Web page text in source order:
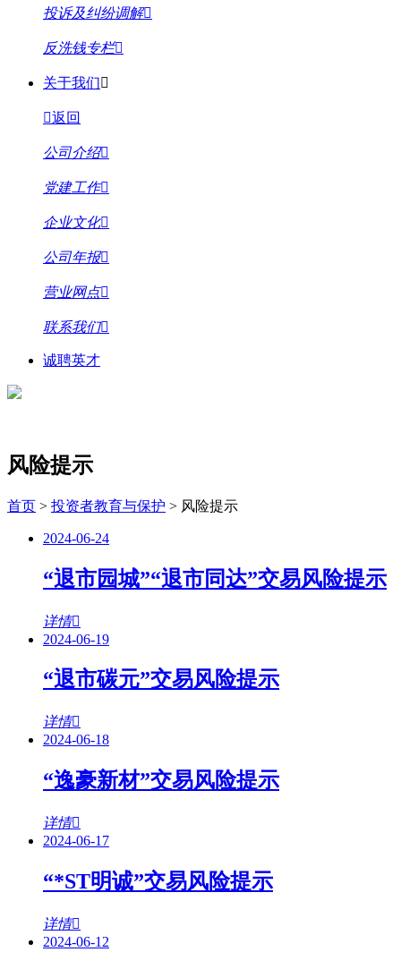
投诉及纠纷调解
反洗钱专栏
关于我们
返回
公司介绍
党建工作
企业文化
公司年报
营业网点
联系我们
诚聘英才
风险提示
首页 > 投资者教育与保护 > 风险提示
2024-06-24
“退市园城”“退市同达”交易风险提示
详情
2024-06-19
“退市碳元”交易风险提示
详情
2024-06-18
“逸豪新材”交易风险提示
详情
2024-06-17
“*ST明诚”交易风险提示
详情
2024-06-12